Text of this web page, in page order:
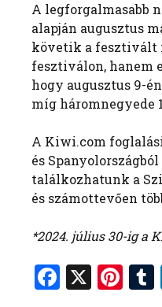
A legforgalmasabb
alapján augusztus
követik a fesztivált
fesztiválon, hanem
hogy augusztus 9-
míg háromnegyede
A Kiwi.com
és
találkozhatunk a
és számottevően
*2024. július 30-ig a
F X Pi